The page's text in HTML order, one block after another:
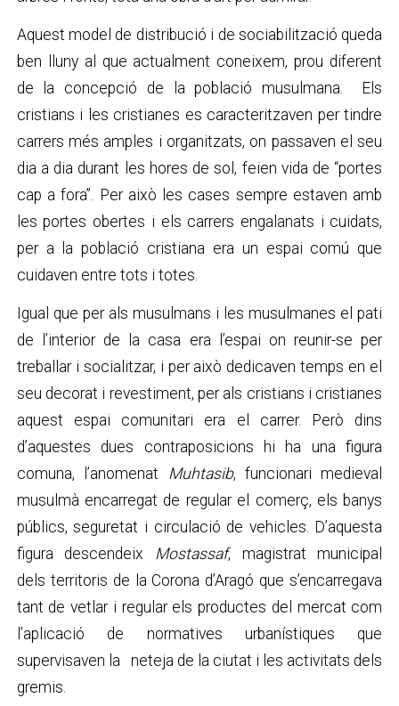
Aquest model de distribució i de sociabilització queda
ben lluny al que actualment coneixem, prou diferent
de la concepció de la població musulmana. Els
cristians i les cristianes es caracteritzaven per tindre
carrers més amples i organitzats, on passaven el seu
dia a dia durant les hores de sol, feien vida de “portes
cap a fora”. Per això les cases sempre estaven amb
les portes obertes i els carrers engalanats i cuidats,
per a la població cristiana era un espai comú que
cuidaven entre tots i totes.
Igual que per als musulmans i les musulmanes el pati
de l’interior de la casa era l’espai on reunir-se per
treballar i socialitzar, i per això dedicaven temps en el
seu decorat i revestiment, per als cristians i cristianes
aquest espai comunitari era el carrer. Però dins
d’aquestes dues contraposicions hi ha una figura
comuna, l’anomenat Muhtasib, funcionari medieval
musulmà encarregat de regular el comerç, els banys
públics, seguretat i circulació de vehicles. D’aquesta
figura descendeix Mostassaf, magistrat municipal
dels territoris de la Corona d’Aragó que s’encarregava
tant de vetlar i regular els productes del mercat com
l’aplicació de normatives urbanístiques que
supervisaven la neteja de la ciutat i les activitats dels
gremis.